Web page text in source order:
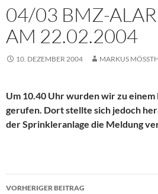
04/03 BMZ-
AM 22.02.2004
10. DEZEMBER 2004 MARKUS
Um 10.40 Uhr wurden wir zu einem
gerufen. Dort stellte sich jedoch
der Sprinkleranlage die Meldung
Beitragsnavigation
VORHERIGER BEITRAG